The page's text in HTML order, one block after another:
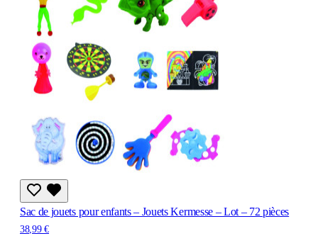
Sac de jouets pour enfants – Jouets Kermesse – Lot – 72 pièces
38,99 €